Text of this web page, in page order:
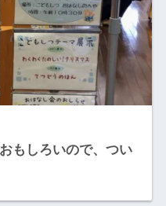
もしろいので、つい